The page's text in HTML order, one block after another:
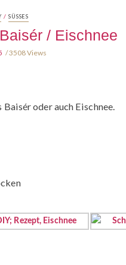
/ SÜSSES
/ Eischnee
3508 Views
oder auch Eischnee.